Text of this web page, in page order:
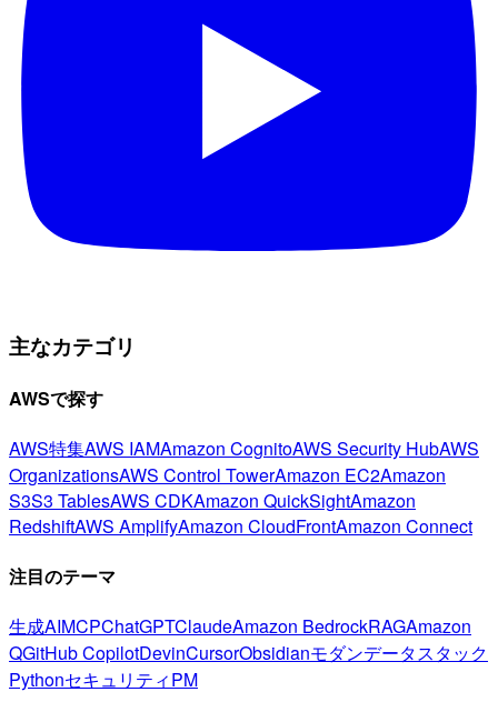
主なカテゴリ
AWSで探す
AWS特集AWS IAMAmazon CognitoAWS Security HubAWS
OrganizationsAWS Control TowerAmazon EC2Amazon
S3S3 TablesAWS CDKAmazon QuickSightAmazon
RedshiftAWS AmplifyAmazon CloudFrontAmazon Connect
注目のテーマ
生成AIMCPChatGPTClaudeAmazon BedrockRAGAmazon
QGitHub CopilotDevinCursorObsidianモダンデータスタック
PythonセキュリティPM